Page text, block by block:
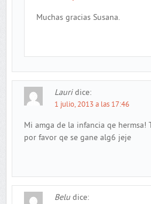
Muchas gracias Susana.
Lauri dice:
1 julio, 2013 a las 17:46
Mi amga de la infancia qe hermsa!
por favor qe se gane alg6 jeje
Belu dice: